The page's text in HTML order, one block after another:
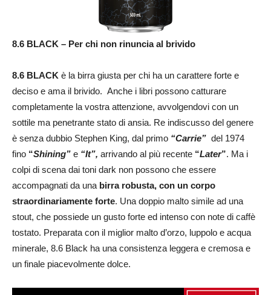
8.6 BLACK – Per chi non rinuncia al brivido
8.6 BLACK è la birra giusta per chi ha un carattere forte e
deciso e ama il brivido. Anche i libri possono catturare
completamente la vostra attenzione, avvolgendovi con un
sottile ma penetrante stato di ansia. Re indiscusso del genere
è senza dubbio Stephen King, dal primo “Carrie” del 1974
fino “Shining” e “It”, arrivando al più recente “Later”. Ma i
colpi di scena dai toni dark non possono che essere
accompagnati da una birra robusta, con un corpo
straordinariamente forte. Una doppio malto simile ad una
stout, che possiede un gusto forte ed intenso con note di caffè
tostato. Preparata con il miglior malto d’orzo, luppolo e acqua
minerale, 8.6 Black ha una consistenza leggera e cremosa e
un finale piacevolmente dolce.